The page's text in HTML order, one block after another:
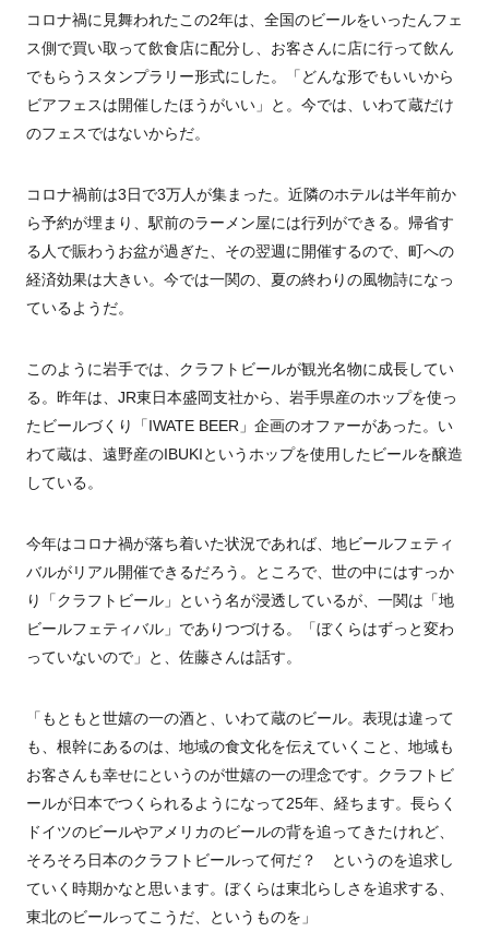
コロナ禍に見舞われたこの2年は、全国のビールをいったんフェ
ス側で買い取って飲食店に配分し、お客さんに店に行って飲ん
でもらうスタンプラリー形式にした。「どんな形でもいいから
ビアフェスは開催したほうがいい」と。今では、いわて蔵だけ
のフェスではないからだ。
コロナ禍前は3日で3万人が集まった。近隣のホテルは半年前か
ら予約が埋まり、駅前のラーメン屋には行列ができる。帰省す
る人で賑わうお盆が過ぎた、その翌週に開催するので、町への
経済効果は大きい。今では一関の、夏の終わりの風物詩になっ
ているようだ。
このように岩手では、クラフトビールが観光名物に成長してい
る。昨年は、 JR東日本盛岡支社から、岩手県産のホップを使っ
たビールづくり「IWATE BEER 」企画のオファーがあった。い
わて蔵は、遠野産のIBUKIというホップを使用したビールを醸造
している。
今年はコロナ禍が落ち着いた状況であれば、地ビールフェティ
バルがリアル開催できるだろう。ところで、世の中にはすっか
り「クラフトビール」という名が浸透しているが、一関は「地
ビールフェティバル」でありつづける。「ぼくらはずっと変わ
っていないので」と、佐藤さんは話す。
「もともと世嬉の一の酒と、いわて蔵のビール。表現は違って
も、根幹にあるのは、地域の食文化を伝えていくこと、地域も
お客さんも幸せにというのが世嬉の一の理念です。クラフトビ
ールが日本でつくられるようになって25年、経ちます。長らく
ドイツのビールやアメリカのビールの背を追ってきたけれど、
そろそろ日本のクラフトビールって何だ？ というのを追求し
ていく時期かなと思います。ぼくらは東北らしさを追求する、
東北のビールってこうだ、というものを」